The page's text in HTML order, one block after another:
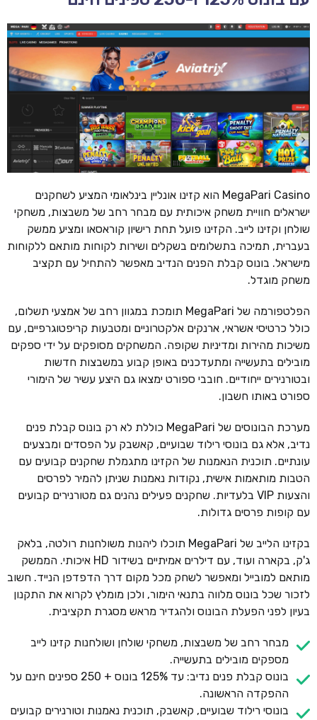
MegaPari Casino הוא קזינו אונליין בינלאומי המציע לשחקנים
ישראלים חוויית משחק איכותית עם מבחר רחב של משבצות, משחקי
שולחן וקזינו לייב. הקזינו פועל תחת רישיון קוראסאו ומציע ממשק
בעברית, תמיכה בתשלומים בשקלים ושירות לקוחות מותאם ללקוחות
מישראל. בונוס קבלת הפנים הנדיב מאפשר להתחיל עם תקציב
משחק מוגדל.
הפלטפורמה של MegaPari תומכת במגוון רחב של אמצעי תשלום,
כולל כרטיסי אשראי, ארנקים אלקטרוניים ומטבעות קריפטוגרפיים, עם
משיכות מהירות ומדיניות שקופה. המשחקים מסופקים על ידי ספקים
מובילים בתעשייה ומתעדכנים באופן קבוע במשבצות חדשות
ובטורנירים ייחודיים. חובבי ספורט ימצאו גם היצע עשיר של הימורי
ספורט באותו חשבון.
מערכת הבונוסים של MegaPari כוללת לא רק בונוס קבלת פנים
נדיב, אלא גם בונוסי רילוד שבועיים, קאשבק על הפסדים ומבצעים
עונתיים. תוכנית הנאמנות של הקזינו מתגמלת שחקנים קבועים עם
הטבות מותאמות אישית, נקודות נאמנות שניתן להמיר לפרסים
והצעות VIP בלעדיות. שחקנים פעילים נהנים גם מטורנירים קבועים
עם קופות פרסים גדולות.
בקזינו הלייב של MegaPari תוכלו ליהנות משולחנות רולטה, בלאק
ג'ק, בקארה ועוד, עם דילרים אמיתיים בשידור HD איכותי. הממשק
מותאם למובייל ומאפשר לשחק מכל מקום דרך הדפדפן הנייד. חשוב
לזכור שכל בונוס מלווה בתנאי הימור, ולכן מומלץ לקרוא את התקנון
בעיון לפני הפעלת הבונוס ולהגדיר מראש מסגרת תקציבית.
מבחר רחב של משבצות, משחקי שולחן ושולחנות קזינו לייב
מספקים מובילים בתעשייה.
בונוס קבלת פנים נדיב: עד 125% בונוס + 250 ספינים חינם על
ההפקדה הראשונה.
בונוסי רילוד שבועיים, קאשבק, תוכנית נאמנות וטורנירים קבועים